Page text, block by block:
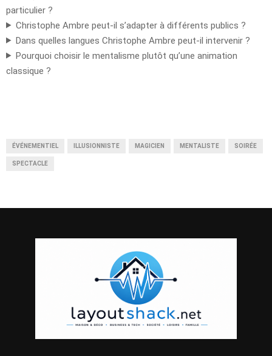
particulier ?
Christophe Ambre peut-il s’adapter à différents publics ?
Dans quelles langues Christophe Ambre peut-il intervenir ?
Pourquoi choisir le mentalisme plutôt qu’une animation
classique ?
ÉVÉNEMENTIEL ILLUSIONNISTE MAGICIEN MENTALISTE SOIRÉE
SPECTACLE